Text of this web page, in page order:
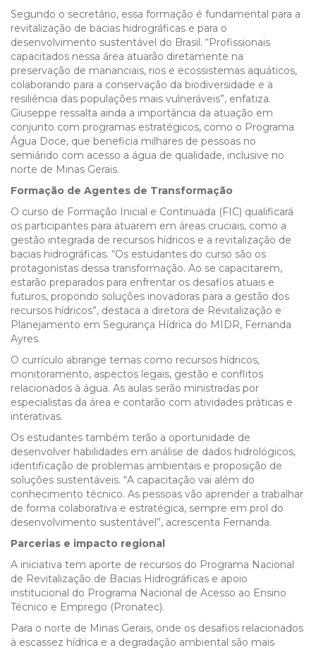
Segundo o secretário, essa formação é fundamental para a
revitalização de bacias hidrográficas e para o
desenvolvimento sustentável do Brasil. “Profissionais
capacitados nessa área atuarão diretamente na
preservação de mananciais, rios e ecossistemas aquáticos,
colaborando para a conservação da biodiversidade e a
resiliência das populações mais vulneráveis”, enfatiza.
Giuseppe ressalta ainda a importância da atuação em
conjunto com programas estratégicos, como o Programa
Água Doce, que beneficia milhares de pessoas no
semiárido com acesso a água de qualidade, inclusive no
norte de Minas Gerais.
Formação de Agentes de Transformação
O curso de Formação Inicial e Continuada (FIC) qualificará
os participantes para atuarem em áreas cruciais, como a
gestão integrada de recursos hídricos e a revitalização de
bacias hidrográficas. “Os estudantes do curso são os
protagonistas dessa transformação. Ao se capacitarem,
estarão preparados para enfrentar os desafios atuais e
futuros, propondo soluções inovadoras para a gestão dos
recursos hídricos”, destaca a diretora de Revitalização e
Planejamento em Segurança Hídrica do MIDR, Fernanda
Ayres.
O currículo abrange temas como recursos hídricos,
monitoramento, aspectos legais, gestão e conflitos
relacionados à água. As aulas serão ministradas por
especialistas da área e contarão com atividades práticas e
interativas.
Os estudantes também terão a oportunidade de
desenvolver habilidades em análise de dados hidrológicos,
identificação de problemas ambientais e proposição de
soluções sustentáveis. “A capacitação vai além do
conhecimento técnico. As pessoas vão aprender a trabalhar
de forma colaborativa e estratégica, sempre em prol do
desenvolvimento sustentável”, acrescenta Fernanda.
Parcerias e impacto regional
A iniciativa tem aporte de recursos do Programa Nacional
de Revitalização de Bacias Hidrográficas e apoio
institucional do Programa Nacional de Acesso ao Ensino
Técnico e Emprego (Pronatec).
Para o norte de Minas Gerais, onde os desafios relacionados
à escassez hídrica e a degradação ambiental são mais